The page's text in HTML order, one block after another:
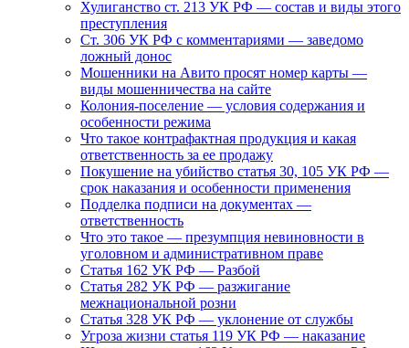
Хулиганство ст. 213 УК РФ — состав и виды этого
преступления
Ст. 306 УК РФ с комментариями — заведомо
ложный донос
Мошенники на Авито просят номер карты —
виды мошенничества на сайте
Колония-поселение — условия содержания и
особенности режима
Что такое контрафактная продукция и какая
ответственность за ее продажу
Покушение на убийство статья 30, 105 УК РФ —
срок наказания и особенности применения
Подделка подписи на документах —
ответственность
Что это такое — презумпция невиновности в
уголовном и административном праве
Статья 162 УК РФ — Разбой
Статья 282 УК РФ — разжигание
межнациональной розни
Статья 328 УК РФ — уклонение от службы
Угроза жизни статья 119 УК РФ — наказание